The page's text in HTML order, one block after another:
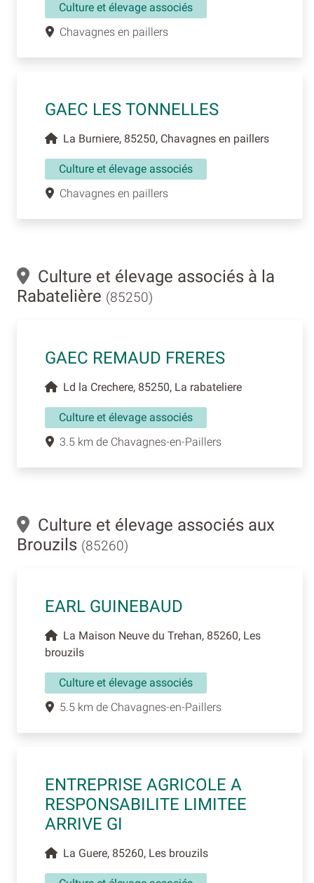
Culture et élevage associés
Chavagnes en paillers
GAEC LES TONNELLES
La Burniere, 85250, Chavagnes en paillers
Culture et élevage associés
Chavagnes en paillers
Culture et élevage associés à la
Rabatelière (85250)
GAEC REMAUD FRERES
Ld la Crechere, 85250, La rabateliere
Culture et élevage associés
3.5 km de Chavagnes-en-Paillers
Culture et élevage associés aux
Brouzils (85260)
EARL GUINEBAUD
La Maison Neuve du Trehan, 85260, Les
brouzils
Culture et élevage associés
5.5 km de Chavagnes-en-Paillers
ENTREPRISE AGRICOLE A
RESPONSABILITE LIMITEE
ARRIVE GI
La Guere, 85260, Les brouzils